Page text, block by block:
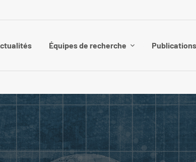
Équipes de recherche Publications